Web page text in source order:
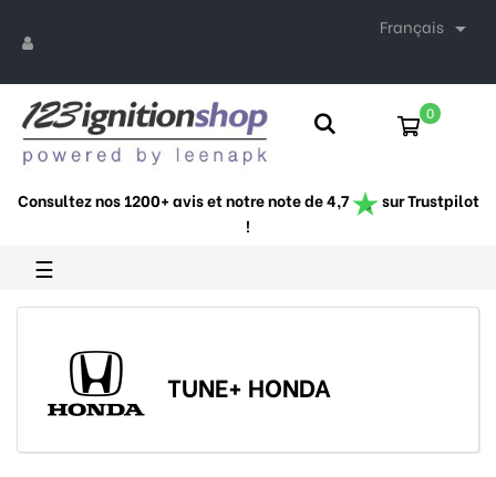
Français 
0
Consultez nos 1200+ avis et notre note de 4,7
sur Trustpilot
!
Basculer
la
navigation
☰
TUNE+ HONDA